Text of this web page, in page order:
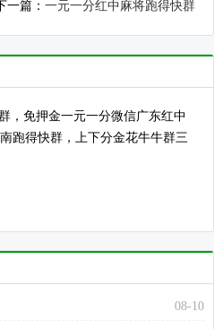
一篇： 一元一分红中麻将跑得快群
，免押金一元一分微信广东红中
跑得快群，上下分金花牛牛群三
08-10